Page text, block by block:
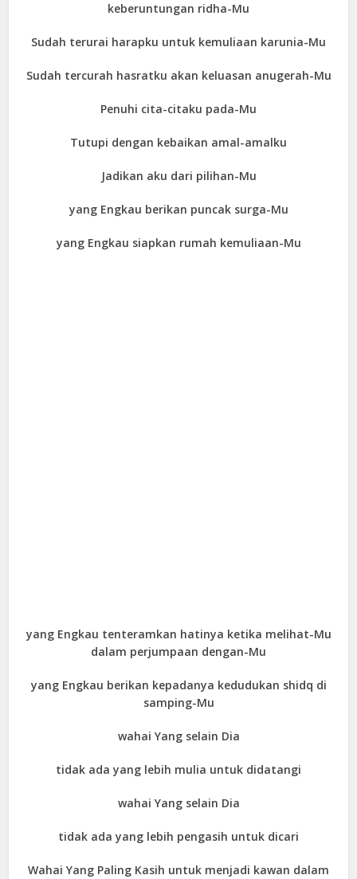
keberuntungan ridha-Mu
Sudah terurai harapku untuk kemuliaan karunia-Mu
Sudah tercurah hasratku akan keluasan anugerah-Mu
Penuhi cita-citaku pada-Mu
Tutupi dengan kebaikan amal-amalku
Jadikan aku dari pilihan-Mu
yang Engkau berikan puncak surga-Mu
yang Engkau siapkan rumah kemuliaan-Mu
yang Engkau tenteramkan hatinya ketika melihat-Mu
dalam perjumpaan dengan-Mu
yang Engkau berikan kepadanya kedudukan shidq di
samping-Mu
wahai Yang selain Dia
tidak ada yang lebih mulia untuk didatangi
wahai Yang selain Dia
tidak ada yang lebih pengasih untuk dicari
Wahai Yang Paling Kasih untuk menjadi kawan dalam